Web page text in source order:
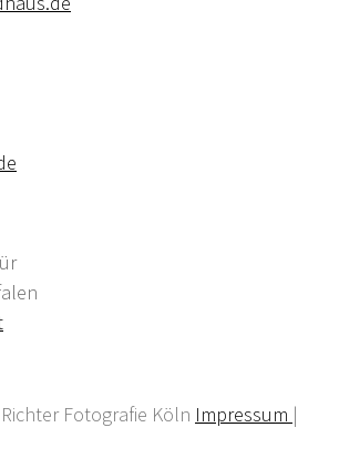
Fotografie Köln Impressum |